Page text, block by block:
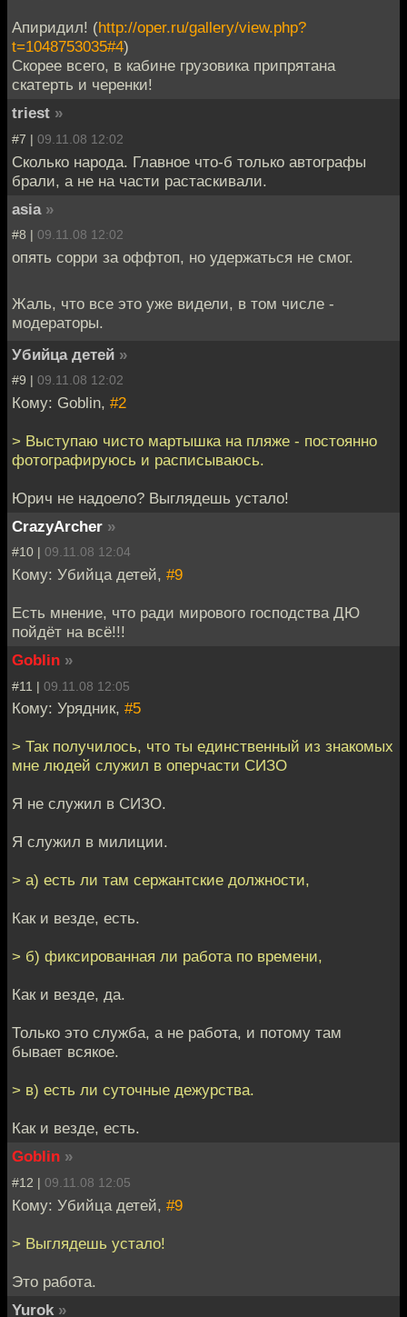
Апиридил! (http://oper.ru/gallery/view.php?
t=1048753035#4)
Скорее всего, в кабине грузовика припрятана
скатерть и черенки!
triest »
#7 | 09.11.08 12:02
Сколько народа. Главное что-б только автографы
брали, а не на части растаскивали.
asia »
#8 | 09.11.08 12:02
опять сорри за оффтоп, но удержаться не смог.
Жаль, что все это уже видели, в том числе -
модераторы.
Убийца детей »
#9 | 09.11.08 12:02
Кому: Goblin, #2
> Выступаю чисто мартышка на пляже - постоянно
фотографируюсь и расписываюсь.
Юрич не надоело? Выглядешь устало!
CrazyArcher »
#10 | 09.11.08 12:04
Кому: Убийца детей, #9
Есть мнение, что ради мирового господства ДЮ
пойдёт на всё!!!
Goblin »
#11 | 09.11.08 12:05
Кому: Урядник, #5
> Так получилось, что ты единственный из знакомых
мне людей служил в оперчасти СИЗО
Я не служил в СИЗО.
Я служил в милиции.
> а) есть ли там сержантские должности,
Как и везде, есть.
> б) фиксированная ли работа по времени,
Как и везде, да.
Только это служба, а не работа, и потому там
бывает всякое.
> в) есть ли суточные дежурства.
Как и везде, есть.
Goblin »
#12 | 09.11.08 12:05
Кому: Убийца детей, #9
> Выглядешь устало!
Это работа.
Yurok »